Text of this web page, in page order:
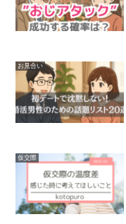
お見合い
仮交際